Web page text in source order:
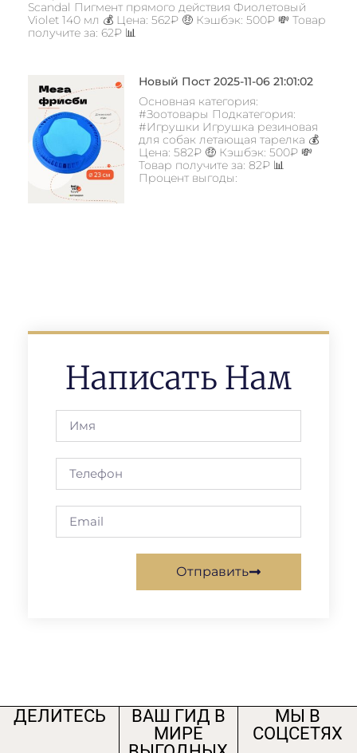
Scandal Пигмент прямого действия Фиолетовый
Violet 140 мл 💰 Цена: 562₽ 🤑 Кэшбэк: 500₽ 💸 Товар
получите за: 62₽ 📊
Новый Пост 2025-11-06 21:01:02
Основная категория:
#Зоотовары Подкатегория:
#Игрушки Игрушка резиновая
для собак летающая тарелка 💰
Цена: 582₽ 🤑 Кэшбэк: 500₽ 💸
Товар получите за: 82₽ 📊
Процент выгоды:
Написать Нам
Отправить
ДЕЛИТЕСЬ
ВАШ ГИД В
МИРЕ
МЫ В
СОЦСЕТЯХ